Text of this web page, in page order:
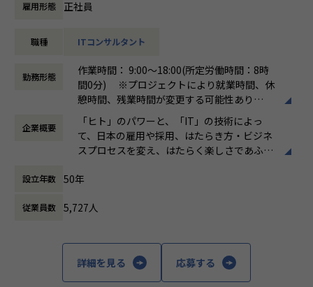
◆旅行を検討している人全てが”使いやす
いブランド認知力！
１．ほぼすべてのジャンル（ツアーやホテ
ル、航空券、海外、オプショナルツアー等）
をカバーかつ在庫情報に連動した価格比較を
実現
２．1500社以上の旅行サイトを比較可能な
３．全ジャンルでUU数が伸長
けています。
提案を含むレポート、運用そのものの改善など通して顧客ビ
・モビリティサービス実証実験の運営支援プロジェクトにお
けるデータを元に課題についての分析、顧客への改善レポー
・自治体等の関係者への合意取り付けに向けた、運行ログや
ユーザ情報などの詳細データ集計およびグラフ作成業務
配属を検討していきます。
ェクトで短期的にプロジェクト経験を積んでもらう可能性も
■サステナビリティ推進が注目されている背景と私たち（サ
ステナブルビジネス統括部）の役割について
雇用形態 正社員
職種 ITコンサルタント
勤務形態
作業時間： 9:00〜18:00(所定労働時間：8時
間0分) ※プロジェクトにより就業時間、休
憩時間、残業時間が変更する可能性あり
働き方：
固定時間制（9時～18時、10時～19
時など）
時間外労働の有無： 有（月平均20時間）
休憩時間： 60分
企業概要
「ヒト」のパワーと、「IT」の技術によっ
て、日本の雇用や採用、はたらき方・ビジネ
スプロセスを変え、はたらく楽しさであふれ
らいて、笑っている。それが、私たちパーソ
です。
ふれる組織作りを通じて、お客様の確かな成
長を、共に実現いたします。
設立年数 50年
従業員数 5,727人
詳細を見る 応募する